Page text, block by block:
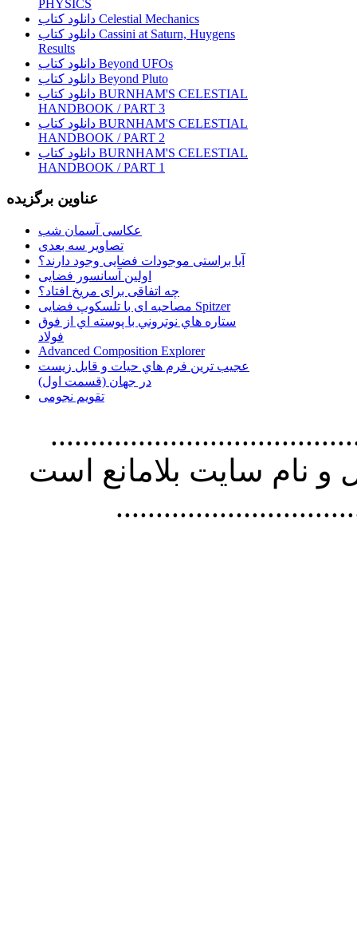
PHYSICS
دانلود کتاب Celestial Mechanics
دانلود کتاب Cassini at Saturn, Huygens
Results
دانلود کتاب Beyond UFOs
دانلود کتاب Beyond Pluto
دانلود کتاب BURNHAM'S CELESTIAL
HANDBOOK / PART 3
دانلود کتاب BURNHAM'S CELESTIAL
HANDBOOK / PART 2
دانلود کتاب BURNHAM'S CELESTIAL
HANDBOOK / PART 1
عناوین برگزیده
عکاسی آسمان شب
تصاویر سه بعدی
آیا براستی موجودات فضایی وجود دارند؟
اولین آسانسور فضایی
چه اتفاقی برای مریخ افتاد؟
مصاحبه ای با تلسکوپ فضایی Spitzer
ستاره هاي نوتروني با پوسته اي از فوق
فولاد
Advanced Composition Explorer
عجیب ترین فرم هاي حيات و قابل زيست
در جهان (قسمت اول)
تقویم نجومی
استفاده از
نام سايت بلامانع است